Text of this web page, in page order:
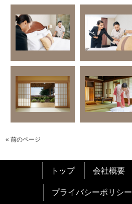
« 前のページ
トップ 会社概要
プライバシーポリシー